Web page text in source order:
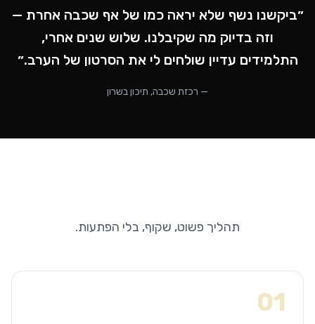
״ביקשנו נשף שלא יראה כמו של אף שכבה אחרת —
וזה בדיוק מה שקיבלנו. שלוש שנים אחרי,
התלמידים עדיין שולחים לי את הסרטון של הערב.״
— רכזת שכבה, תיכון בשרון
תהליך פשוט, שקוף, בלי הפתעות.
01